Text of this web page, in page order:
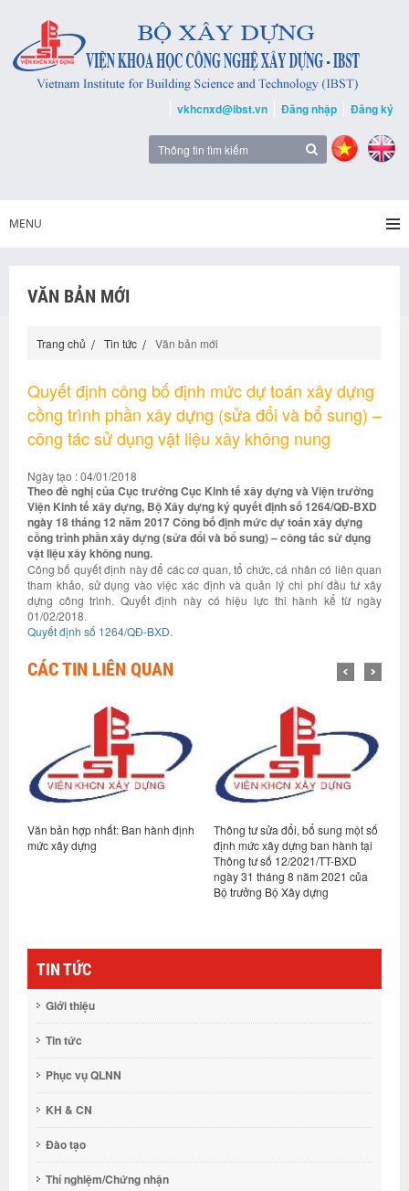
vkhcnxd@ibst.vn Đăng nhập Đăng ký
MENU
VĂN BẢN MỚI
Trang chủ Tin tức Văn bản mới
Quyết định công bố định mức dự toán xây dựng
cồng trình phần xây dựng (sửa đổi và bổ sung) –
công tác sử dụng vật liệu xây không nung
Ngày tạo : 04/01/2018
Theo đề nghị của Cục trưởng Cục Kinh tế xây dựng và Viện trưởng
Viện Kinh tế xây dựng, Bộ Xây dựng ký quyết định số 1264/QĐ-BXD
ngày 18 tháng 12 năm 2017 Công bố định mức dự toán xây dựng
cồng trình phần xây dựng (sửa đổi và bổ sung) – công tác sử dụng
vật liệu xây không nung.
Công bố quyết định này để các cơ quan, tổ chức, cá nhân có liên quan
tham khảo, sử dụng vào việc xác định và quản lý chi phí đầu tư xây
dựng công trình. Quyết định này có hiệu lực thi hành kể từ ngày
01/02/2018.
Quyết định số 1264/QĐ-BXD.
CÁC TIN LIÊN QUAN
Văn bản hợp nhất: Ban hành định
mức xây dựng
Thông tư sửa đổi, bổ sung một số
định mức xây dựng ban hành tại
Thông tư số 12/2021/TT-BXD
ngày 31 tháng 8 năm 2021 của
Bộ trưởng Bộ Xây dựng
TIN TỨC
Giới thiệu
Tin tức
Phục vụ QLNN
KH & CN
Đào tạo
Thí nghiệm/Chứng nhận